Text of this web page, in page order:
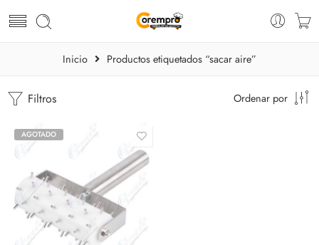
Inicio Productos etiquetados “sacar aire”
Filtros Ordenar por
AGOTADO